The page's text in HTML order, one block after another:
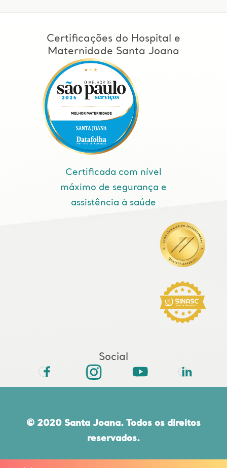
Certificações do Hospital e
Maternidade Santa Joana
Certificada com nível
máximo de segurança e
assistência à saúde
Social
© 2020 Santa Joana. Todos os direitos
reservados.